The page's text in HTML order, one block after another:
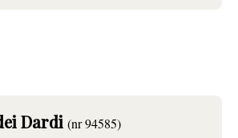
Dardi (nr 94585)